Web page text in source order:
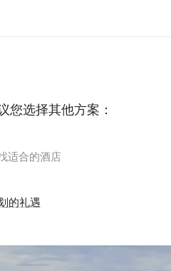
您选择其他方案：
适合的酒店
的礼遇